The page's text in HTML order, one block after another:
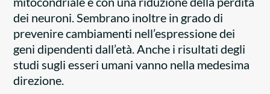
dei neuroni. Sembrano inoltre in grado di
prevenire cambiamenti nell’espressione dei
geni dipendenti dall’età. Anche i risultati degli
studi sugli esseri umani vanno nella medesima
direzione.